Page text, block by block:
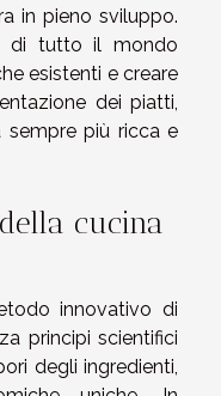
in pieno sviluppo.
di tutto il mondo
esistenti e creare
dei piatti,
sempre più ricca e
cucina
innovativo di
principi scientifici
degli ingredienti,